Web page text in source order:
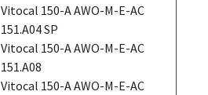
Vitocal 150-A AWO-M-E-AC
151.A04 SP
Vitocal 150-A AWO-M-E-AC
151.A08
Vitocal 150-A AWO-M-E-AC